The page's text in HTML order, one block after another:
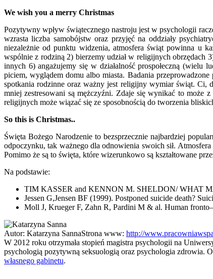
We wish you a merry Christmas
Pozytywny wpływ świątecznego nastroju jest w psychologii
wzrasta liczba samobójstw oraz przyjęć na oddziały
niezależnie od punktu widzenia, atmosfera świąt powinna u
wspólnie z rodziną 2) bierzemy udział w religijnych obrzędach
innych 6) angażujemy się w działalność prospołeczną (wielu
piciem, wyglądem domu albo miasta. Badania
spotkania rodzinne oraz ważny jest religijny wymiar świąt. Ci,
mniej zestresowani są mężczyźni. Zdaje się wynikać to
religijnych może wiązać się ze sposobnością do tworzenia
So this is Christmas..
Święta Bożego Narodzenie to bezsprzecznie najbardziej
odpoczynku, tak ważnego dla odnowienia swoich sił.
Pomimo że są to święta, które wizerunkowo są kształtowane
Na podstawie:
TIM KASSER and KENNON M. SHELDON/ WHAT
Jessen G,Jensen BF (1999). Postponed suicide death?
Moll J, Krueger F, Zahn R, Pardini M & al. Human
Autor: Katarzyna SannaStrona www: http://
W 2012 roku otrzymała stopień magistra psychologii na
psychologią pozytywną seksuologią oraz psychologia zdrowia.
własnego gabinetu.